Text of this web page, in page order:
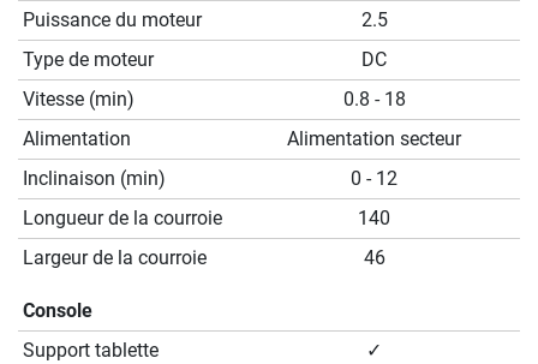
Puissance du moteur
2.5
Type de moteur
DC
Vitesse (min)
0.8 - 18
Alimentation
Alimentation secteur
Inclinaison (min)
0 - 12
Longueur de la courroie
140
Largeur de la courroie
46
Console
Support tablette
✓